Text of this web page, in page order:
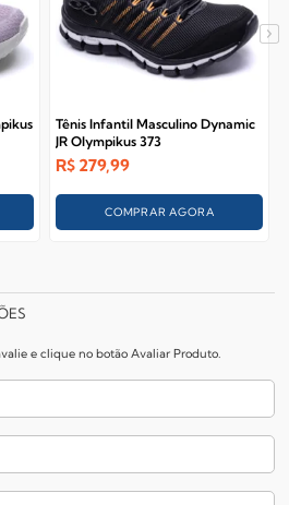
Tênis Infantil Masculino Dynamic
JR Olympikus 373
R$ 279,99
COMPRAR AGORA
e clique no botão Avaliar Produto.